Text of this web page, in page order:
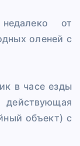
от
оленей с
в часе езды
объект) с